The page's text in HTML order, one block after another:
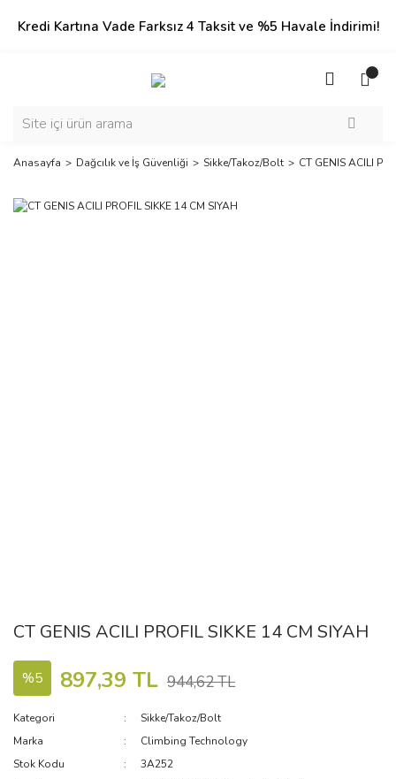
Kredi Kartına Vade Farksız 4 Taksit ve %5 Havale İndirimi!
Anasayfa Dağcılık ve İş Güvenliği Sikke/Takoz/Bolt CT GENIS ACILI
CT GENIS ACILI PROFIL SIKKE 14 CM SIYAH
%5 897,39 TL 944,62 TL
Kategori
Sikke/Takoz/Bolt
Marka
Climbing Technology
Stok Kodu
3A252